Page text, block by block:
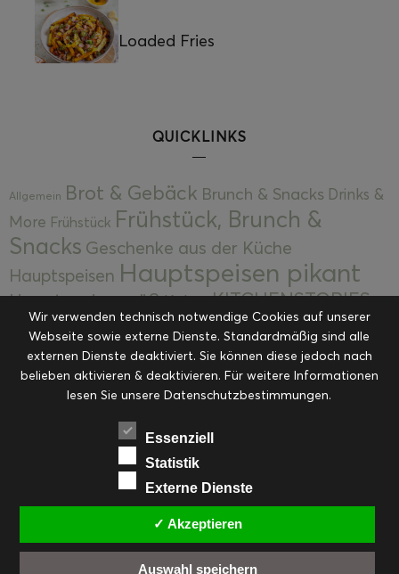
Loaded Fries
QUICKLINKS
Allgemein Brot & Gebäck Brunch & Snacks Drinks &
More Frühstück Frühstück, Brunch &
Snacks Geschenke aus der Küche
Hauptspeisen Hauptspeisen pikant
Hauptspeisen süßKekseKITCHENSTORIES
Kuchen, Torten & Desserts Kuchen und
Desserts Kulinarik Kulinarische Mitbringsel &
Eingemachtes Ohne Kategorie Ostern Resteküche
RezepteSaisonalSliderStartseite
Suppen, Salate & Vorspeisen
Vorspeisen, Salate & Suppen
Weihnachten Workshops & Events
Wir verwenden technisch notwendige Cookies auf unserer
Webseite sowie externe Dienste. Standardmäßig sind alle
externen Dienste deaktiviert. Sie können diese jedoch nach
belieben aktivieren & deaktivieren. Für weitere Informationen
lesen Sie unsere Datenschutzbestimmungen.
Essenziell
Statistik
Externe Dienste
✓ Akzeptieren
Auswahl speichern